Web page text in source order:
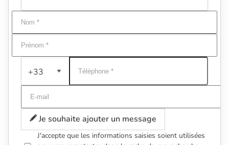
+33
Je souhaite ajouter un message
J'accepte que les informations saisies soient utilisées